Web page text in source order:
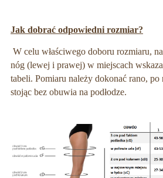
Jak dobrać odpowiedni rozmiar?
W celu właściwego doboru rozmiaru,
nóg (lewej i prawej) w miejscach
tabeli. Pomiaru należy dokonać rano,
stojąc bez obuwia na podłodze.